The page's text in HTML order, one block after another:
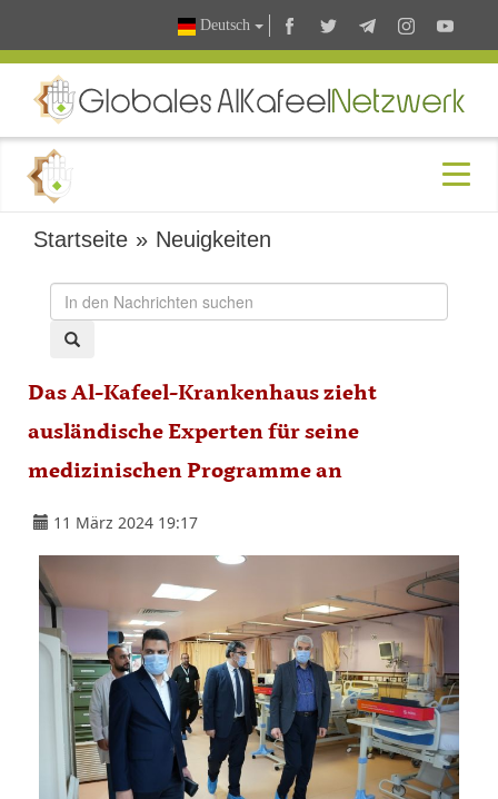
Deutsch
Startseite » Neuigkeiten
Das Al-Kafeel-Krankenhaus zieht
ausländische Experten für seine
medizinischen Programme an
11 März 2024 19:17